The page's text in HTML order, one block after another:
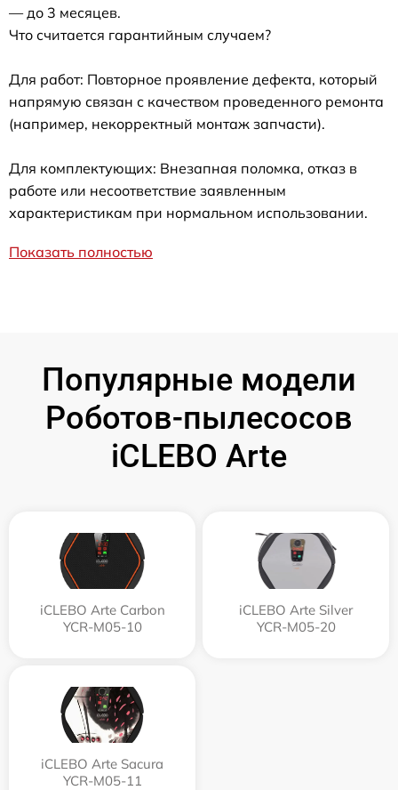
— до 3 месяцев.
Что считается гарантийным случаем?
Для работ: Повторное проявление дефекта, который
напрямую связан с качеством проведенного ремонта
(например, некорректный монтаж запчасти).
Для комплектующих: Внезапная поломка, отказ в
работе или несоответствие заявленным
характеристикам при нормальном использовании.
Показать полностью
Популярные модели
Роботов-пылесосов
iCLEBO Arte
iCLEBO Arte Carbon
YCR-M05-10
iCLEBO Arte Silver
YCR-M05-20
iCLEBO Arte Sacura
YCR-M05-11